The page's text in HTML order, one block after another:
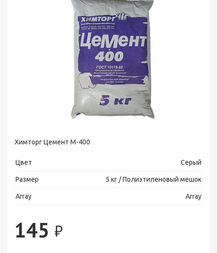
Химторг Цемент М-400
Цвет Серый
Размер 5 кг / Полиэтиленовый мешок
Array Array
145 ₽